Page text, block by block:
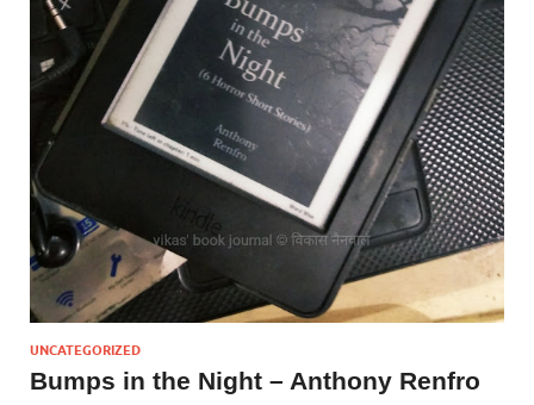
UNCATEGORIZED
Bumps in the Night – Anthony Renfro